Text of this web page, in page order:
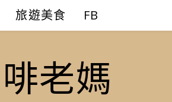
旅遊美食 FB
老媽